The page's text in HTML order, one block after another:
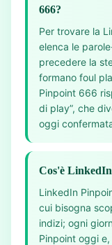
666?
Per trovare la
elenca le
precedere la
formano foul
Pinpoint 666
di play”, che
oggi
Cos'è
LinkedIn
cui bisogna
indizi; ogni
Pinpoint oggi